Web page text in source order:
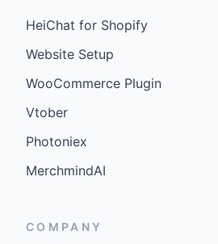
HeiChat for Shopify
Website Setup
WooCommerce Plugin
Vtober
Photoniex
MerchmindAI
COMPANY